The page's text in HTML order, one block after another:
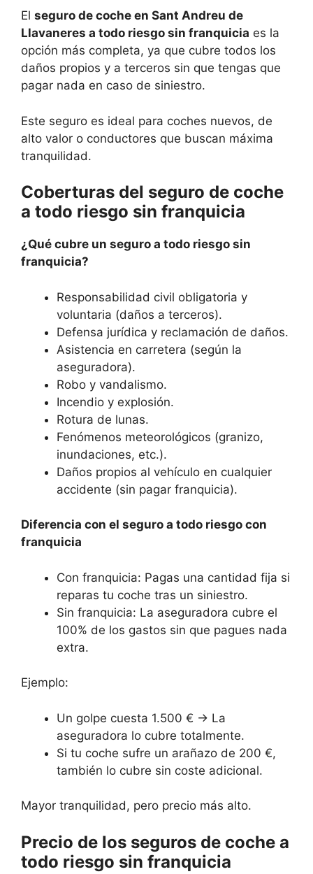
El seguro de coche en Sant Andreu de
Llavaneres a todo riesgo sin franquicia es la
opción más completa, ya que cubre todos los
daños propios y a terceros sin que tengas que
pagar nada en caso de siniestro.
Este seguro es ideal para coches nuevos, de
alto valor o conductores que buscan máxima
tranquilidad.
Coberturas del seguro de coche
a todo riesgo sin franquicia
¿Qué cubre un seguro a todo riesgo sin
franquicia?
Responsabilidad civil obligatoria y
voluntaria (daños a terceros).
Defensa jurídica y reclamación de daños.
Asistencia en carretera (según la
aseguradora).
Robo y vandalismo.
Incendio y explosión.
Rotura de lunas.
Fenómenos meteorológicos (granizo,
inundaciones, etc.).
Daños propios al vehículo en cualquier
accidente (sin pagar franquicia).
Diferencia con el seguro a todo riesgo con
franquicia
Con franquicia: Pagas una cantidad fija si
reparas tu coche tras un siniestro.
Sin franquicia: La aseguradora cubre el
100% de los gastos sin que pagues nada
extra.
Ejemplo:
Un golpe cuesta 1.500 € → La
aseguradora lo cubre totalmente.
Si tu coche sufre un arañazo de 200 €,
también lo cubre sin coste adicional.
Mayor tranquilidad, pero precio más alto.
Precio de los seguros de coche a
todo riesgo sin franquicia